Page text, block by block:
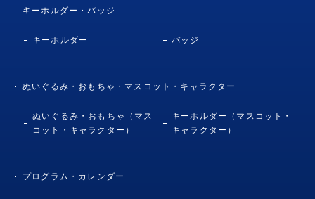
キーホルダー・バッジ
キーホルダー バッジ
ぬいぐるみ・おもちゃ・マスコット・キャラクター
ぬいぐるみ・おもちゃ（マス
コット・キャラクター）
キーホルダー（マスコット・
キャラクター）
プログラム・カレンダー